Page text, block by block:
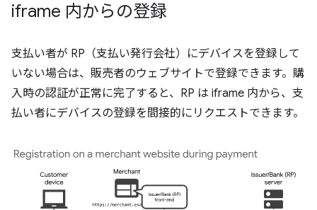
iframe 内からの登録
支払い者が RP（支払い発行会社）にデバイスを登録して
いない場合は、販売者のウェブサイトで登録できます。購
入時の認証が正常に完了すると、RP は iframe 内から、支
払い者にデバイスの登録を間接的にリクエストできます。